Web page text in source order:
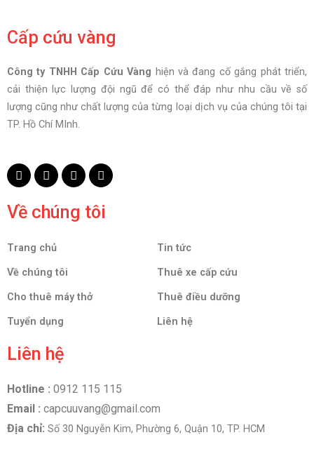
Cấp cứu vàng
Công ty TNHH Cấp Cứu Vàng hiện và đang cố gắng phát triển,
cải thiện lực lượng đội ngũ để có thể đáp như nhu cầu về số
lượng cũng như chất lượng của từng loại dịch vụ của chúng tôi tại
TP. Hồ Chí MInh.
Về chúng tôi
Trang chủ Tin tức
Về chúng tôi Thuê xe cấp cứu
Cho thuê máy thở Thuê điều dưỡng
Tuyển dụng Liên hệ
Liên hệ
Hotline : 0912 115 115
Email : capcuuvang@gmail.com
Địa chỉ: Số 30 Nguyễn Kim, Phường 6, Quận 10, TP. HCM